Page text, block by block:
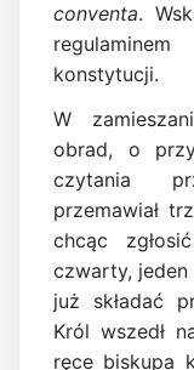
conventa.
konstytucji.
W
obrad, o
czytania
przemawiał
chcąc
czwarty, jeden
już składać
Król wszedł
ręce biskupa